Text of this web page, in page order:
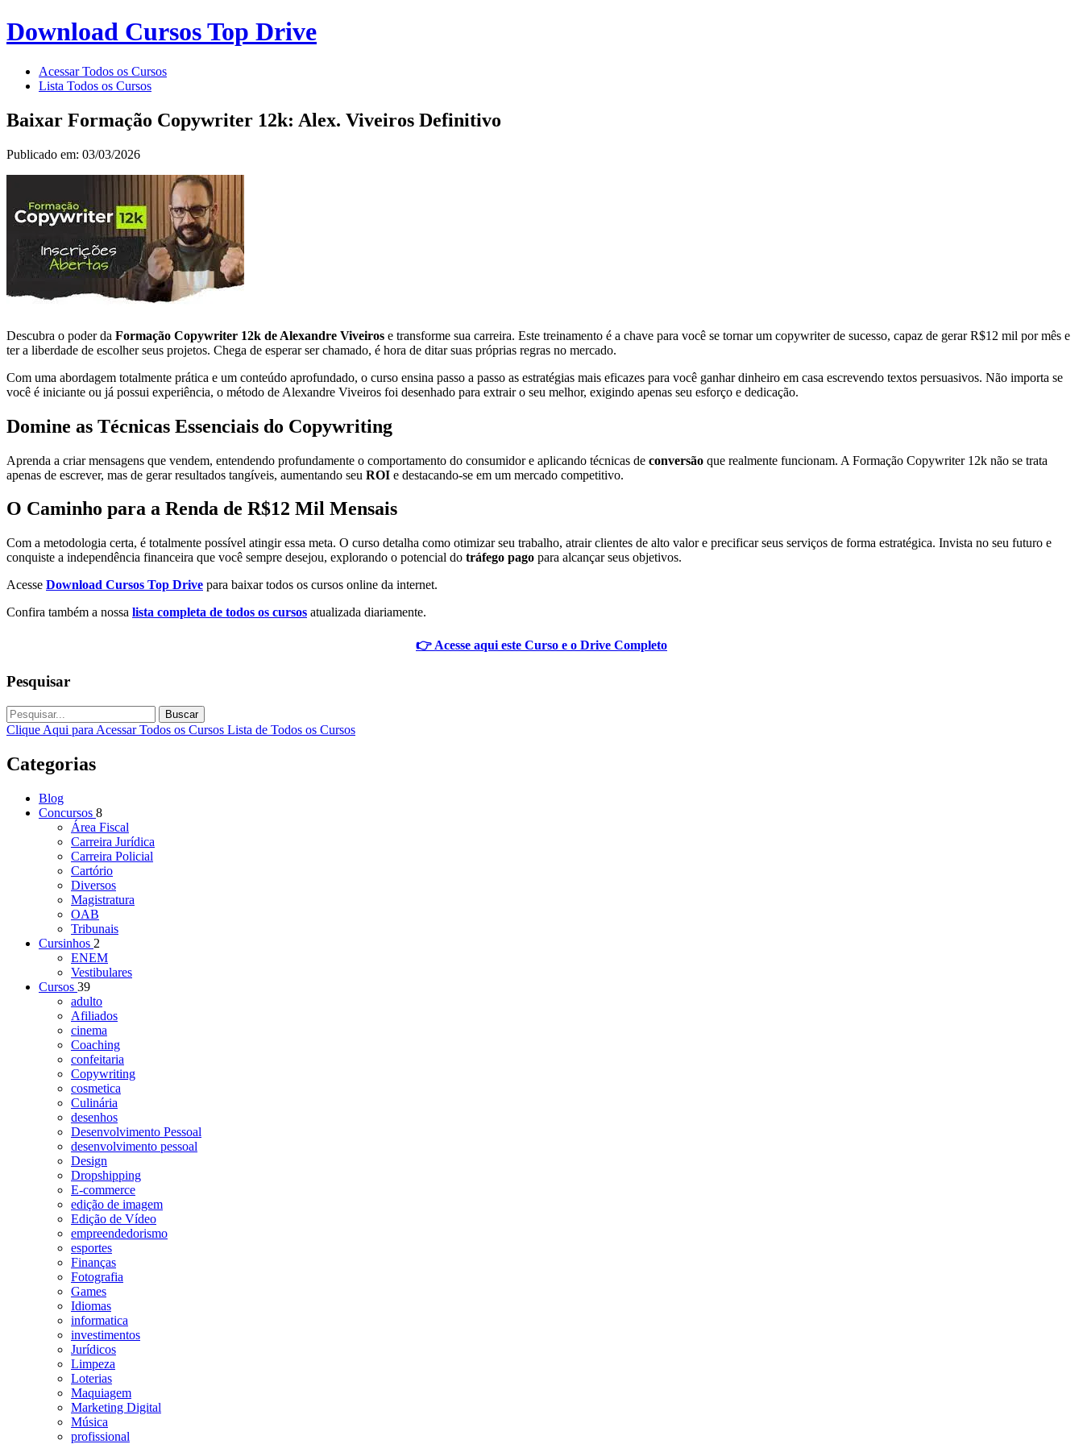
Download Cursos Top Drive
Acessar Todos os Cursos
Lista Todos os Cursos
Baixar Formação Copywriter 12k: Alex. Viveiros Definitivo
Publicado em: 03/03/2026
Descubra o poder da Formação Copywriter 12k de Alexandre Viveiros e transforme sua carreira. Este treinamento é a chave para você se tornar um copywriter de sucesso, capaz de gerar R$12 mil por mês e
ter a liberdade de escolher seus projetos. Chega de esperar ser chamado, é hora de ditar suas próprias regras no mercado.
Com uma abordagem totalmente prática e um conteúdo aprofundado, o curso ensina passo a passo as estratégias mais eficazes para você ganhar dinheiro em casa escrevendo textos persuasivos. Não importa se
você é iniciante ou já possui experiência, o método de Alexandre Viveiros foi desenhado para extrair o seu melhor, exigindo apenas seu esforço e dedicação.
Domine as Técnicas Essenciais do Copywriting
Aprenda a criar mensagens que vendem, entendendo profundamente o comportamento do consumidor e aplicando técnicas de conversão que realmente funcionam. A Formação Copywriter 12k não se trata
apenas de escrever, mas de gerar resultados tangíveis, aumentando seu ROI e destacando-se em um mercado competitivo.
O Caminho para a Renda de R$12 Mil Mensais
Com a metodologia certa, é totalmente possível atingir essa meta. O curso detalha como otimizar seu trabalho, atrair clientes de alto valor e precificar seus serviços de forma estratégica. Invista no seu futuro e
conquiste a independência financeira que você sempre desejou, explorando o potencial do tráfego pago para alcançar seus objetivos.
Acesse Download Cursos Top Drive para baixar todos os cursos online da internet.
Confira também a nossa lista completa de todos os cursos atualizada diariamente.
👉 Acesse aqui este Curso e o Drive Completo
Pesquisar
Buscar
Clique Aqui para Acessar Todos os Cursos Lista de Todos os Cursos
Categorias
Blog
Concursos 8
Área Fiscal
Carreira Jurídica
Carreira Policial
Cartório
Diversos
Magistratura
OAB
Tribunais
Cursinhos 2
ENEM
Vestibulares
Cursos 39
adulto
Afiliados
cinema
Coaching
confeitaria
Copywriting
cosmetica
Culinária
desenhos
Desenvolvimento Pessoal
desenvolvimento pessoal
Design
Dropshipping
E-commerce
edição de imagem
Edição de Vídeo
empreendedorismo
esportes
Finanças
Fotografia
Games
Idiomas
informatica
investimentos
Jurídicos
Limpeza
Loterias
Maquiagem
Marketing Digital
Música
profissional